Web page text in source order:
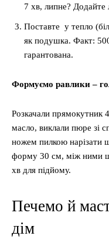
7 хв, липне?
Поставте у тепло
як подушка. Факт: 500
гарантована.
Формуємо равлики –
Розкачали
масло, виклали пюре зі
ножем пилкою нарізати
форму 30 см, між ними
хв для підйому.
Печемо й
дім